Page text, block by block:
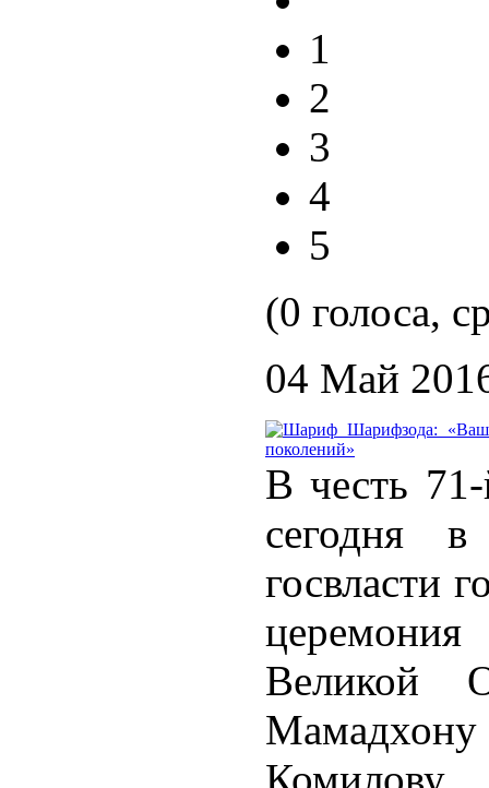
1
2
3
4
5
(0 голоса,
04 Май
В честь
сегодня в
госвласти
Великой